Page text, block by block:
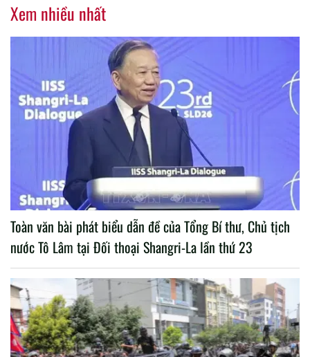
Xem nhiều nhất
Toàn văn bài phát biểu dẫn đề của Tổng Bí thư, Chủ tịch
nước Tô Lâm tại Đối thoại Shangri-La lần thứ 23